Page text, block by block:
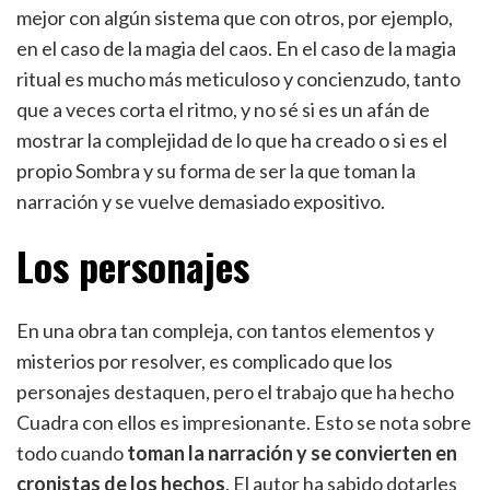
mejor con algún sistema que con otros, por ejemplo,
en el caso de la magia del caos. En el caso de la magia
ritual es mucho más meticuloso y concienzudo, tanto
que a veces corta el ritmo, y no sé si es un afán de
mostrar la complejidad de lo que ha creado o si es el
propio Sombra y su forma de ser la que toman la
narración y se vuelve demasiado expositivo.
Los personajes
En una obra tan compleja, con tantos elementos y
misterios por resolver, es complicado que los
personajes destaquen, pero el trabajo que ha hecho
Cuadra con ellos es impresionante. Esto se nota sobre
todo cuandotoman la narración y se convierten en
cronistas de los hechos. El autor ha sabido dotarles